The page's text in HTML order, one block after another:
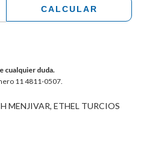
CALCULAR
cualquier duda.
11 4811-0507.
MENJIVAR, ETHEL TURCIOS